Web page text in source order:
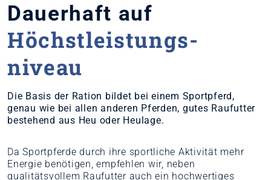
Dauerhaft auf
Höchst­leistungs­
niveau
Die Basis der Ration bildet bei einem Sportpferd,
genau wie bei allen anderen Pferden, gutes Raufutter
bestehend aus Heu oder Heulage.
Da Sportpferde durch ihre sportliche Aktivität mehr
Energie benötigen, empfehlen wir, neben
qualitätsvollem Raufutter auch ein hochwertiges